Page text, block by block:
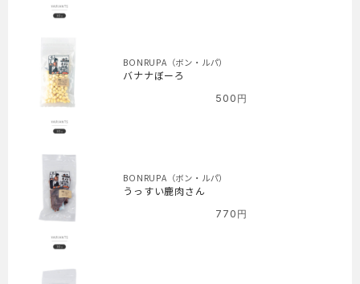
BONRUPA（ボン・ルパ）
バナナぼーろ
500 円
BONRUPA（ボン・ルパ）
うっすい鹿肉さん
770 円